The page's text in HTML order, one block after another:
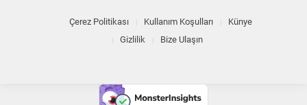
Çerez Politikası Kullanım Koşulları
Künye
Gizlilik
Bize Ulaşın